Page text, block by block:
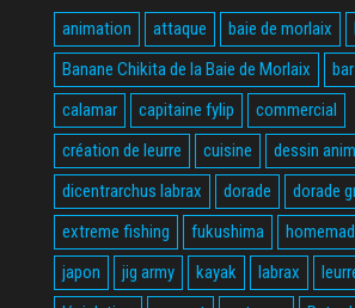
animation attaque baie de morlaix
Banane Chikita de la Baie de Morlaix
bar
calamar
capitaine fylip
commercial
création de leurre
cuisine
dessin
dicentrarchus labrax
dorade dorade
extreme fishing
fukushima
japon
jig army kayak labrax